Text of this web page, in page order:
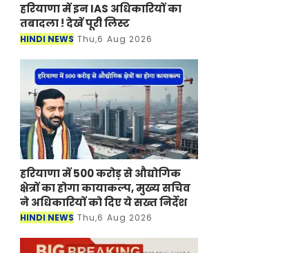
हरियाणा में इन IAS अधिकारियों का
तबादला ! देखें पूरी लिस्ट
HINDI NEWS Thu,6 Aug 2026
हरियाणा में 500 करोड़ से औद्योगिक
क्षेत्रों का होगा कायाकल्प, मुख्य सचिव
ने अधिकारियों को दिए ये सख्त निर्देश
HINDI NEWS Thu,6 Aug 2026